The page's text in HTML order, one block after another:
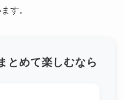
す。
とめて楽しむなら